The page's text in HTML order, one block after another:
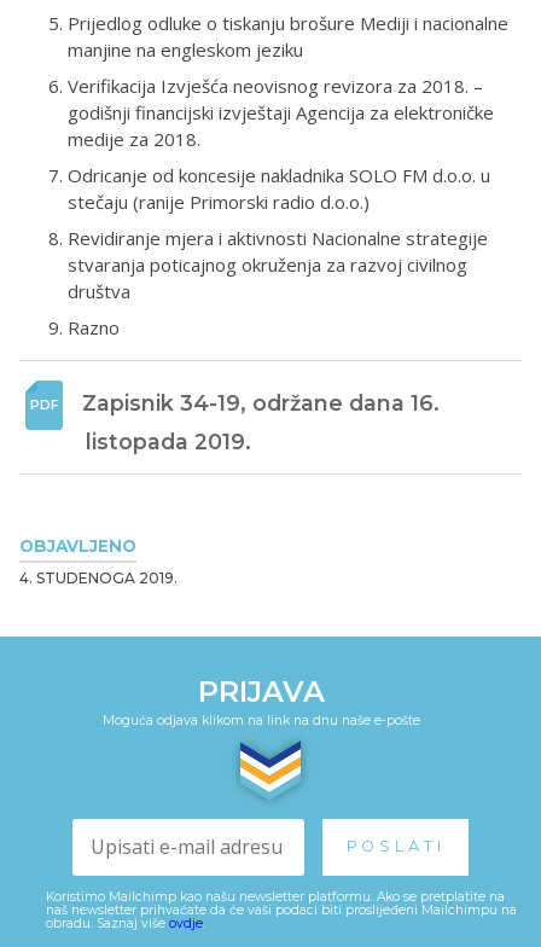
OBJAVLJENO
4. STUDENOGA 2019.
Prijedlog odluke o tiskanju brošure Mediji i nacionalne
manjine na engleskom jeziku
Verifikacija Izvješća neovisnog revizora za 2018. –
godišnji financijski izvještaji Agencija za elektroničke
medije za 2018.
Odricanje od koncesije nakladnika SOLO FM d.o.o. u
stečaju (ranije Primorski radio d.o.o.)
Revidiranje mjera i aktivnosti Nacionalne strategije
stvaranja poticajnog okruženja za razvoj civilnog
društva
Razno
Zapisnik 34-19, održane dana 16.
listopada 2019.
PRIJAVA
Moguća odjava klikom na link na dnu naše e-pošte
Koristimo Mailchimp kao našu newsletter platformu. Ako se pretplatite na
naš newsletter prihvaćate da će vaši podaci biti proslijeđeni Mailchimpu na
obradu. Saznaj više ovdje